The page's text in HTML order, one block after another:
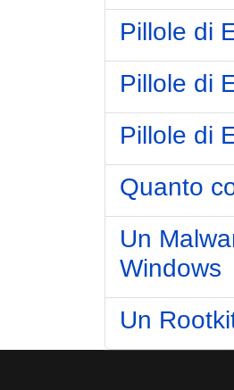
Pillole di
Pillole di
Pillole di
Quanto
Un
Windows
Un